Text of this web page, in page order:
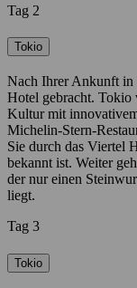
Tag 2
Tokio
Nach Ihrer Ankunft in
Hotel gebracht. Tokio
Kultur mit
Michelin-Stern-
Sie durch das Viertel
bekannt ist. Weiter
der nur einen
liegt.
Tag 3
Tokio